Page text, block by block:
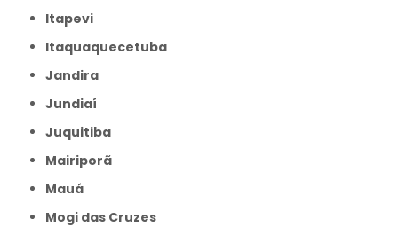
Itapevi
Itaquaquecetuba
Jandira
Jundiaí
Juquitiba
Mairiporã
Mauá
Mogi das Cruzes